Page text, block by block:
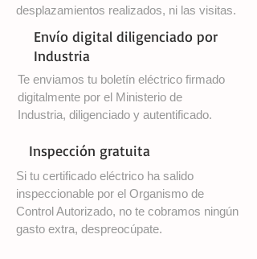
desplazamientos realizados, ni las visitas.
Envío digital diligenciado por
Industria
Te enviamos tu boletín eléctrico firmado
digitalmente por el Ministerio de
Industria, diligenciado y autentificado.
Inspección gratuita
Si tu certificado eléctrico ha salido
inspeccionable por el Organismo de
Control Autorizado, no te cobramos ningún
gasto extra, despreocúpate.